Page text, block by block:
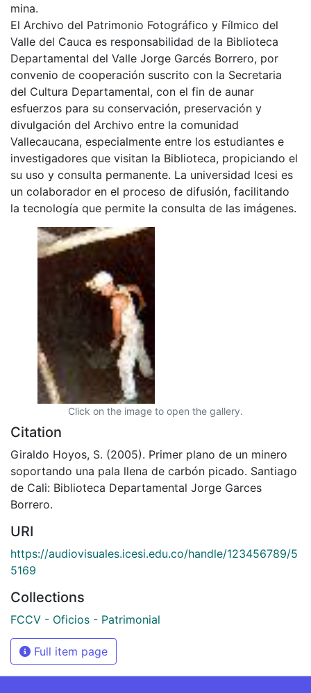
mina.
El Archivo del Patrimonio Fotográfico y Fílmico del
Valle del Cauca es responsabilidad de la Biblioteca
Departamental del Valle Jorge Garcés Borrero, por
convenio de cooperación suscrito con la Secretaria
del Cultura Departamental, con el fin de aunar
esfuerzos para su conservación, preservación y
divulgación del Archivo entre la comunidad
Vallecaucana, especialmente entre los estudiantes e
investigadores que visitan la Biblioteca, propiciando el
su uso y consulta permanente. La universidad Icesi es
un colaborador en el proceso de difusión, facilitando
la tecnología que permite la consulta de las imágenes.
Click on the image to open the gallery.
Citation
Giraldo Hoyos, S. (2005). Primer plano de un minero
soportando una pala llena de carbón picado. Santiago
de Cali: Biblioteca Departamental Jorge Garces
Borrero.
URI
https://audiovisuales.icesi.edu.co/handle/123456789/5
5169
Collections
FCCV - Oficios - Patrimonial
Full item page